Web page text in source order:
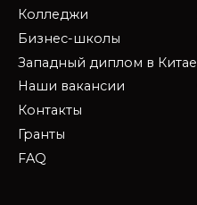
Колледжи
Бизнес-школы
Западный диплом в Китае
Наши вакансии
Контакты
Гранты
FAQ